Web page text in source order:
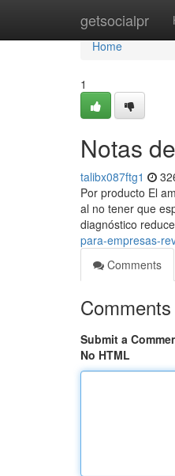
getsocialpr
Home
Home
1
Notas
talibx087ftg1
Por producto El
al no tener que
diagnóstico
para-empresas-
Comments
Comments
Submit a
No HTML